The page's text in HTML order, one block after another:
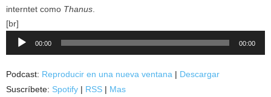
interntet como Thanus
[br]
Reproductor
00:00 00:00
Podcast: Reproducir en una nueva ventana | Descargar
Suscríbete: Spotify | RSS | Mas